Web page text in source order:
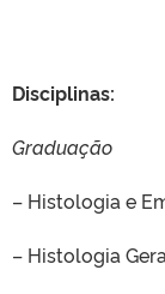
Disciplinas:
Graduação
– Histologia e
– Histologia